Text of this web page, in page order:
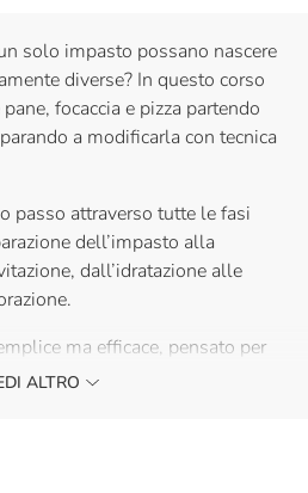
solo impasto possano nascere
diverse? In questo corso
focaccia e pizza partendo
a modificarla con tecnica
passo attraverso tutte le fasi
dell’impasto alla
dall’idratazione alle
ma efficace, pensato per
anche a casa. L’obiettivo è
ALTRO